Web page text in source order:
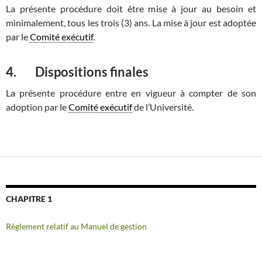
La présente procédure doit être mise à jour au besoin et
minimalement, tous les trois (3) ans. La mise à jour est adoptée
par leComité exécutif.
4. Dispositions finales
La présente procédure entre en vigueur à compter de son
adoption par leComité exécutifde l’Université.
CHAPITRE 1
Règlement relatif au Manuel de gestion